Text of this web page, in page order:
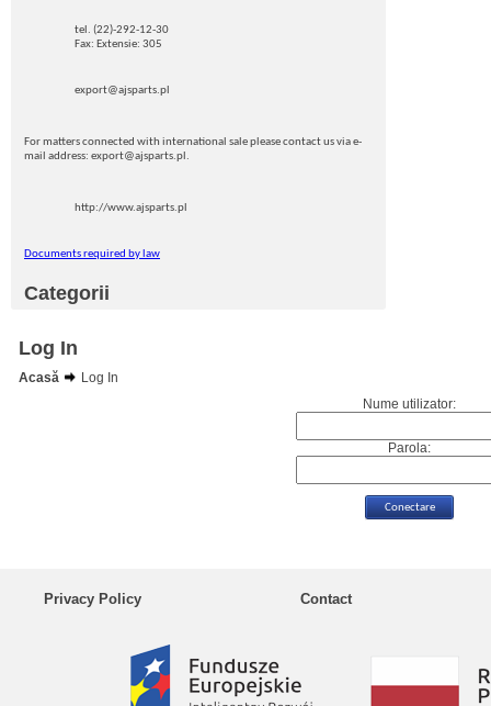
tel. (22)-292-12-30
Fax: Extensie: 305
export@ajsparts.pl
For matters connected with international sale please contact us via e-
mail address: export@ajsparts.pl.
http://www.ajsparts.pl
Documents required by law
Categorii
Log In
Acasă
Log In
Nume utilizator:
Parola:
Privacy Policy Contact